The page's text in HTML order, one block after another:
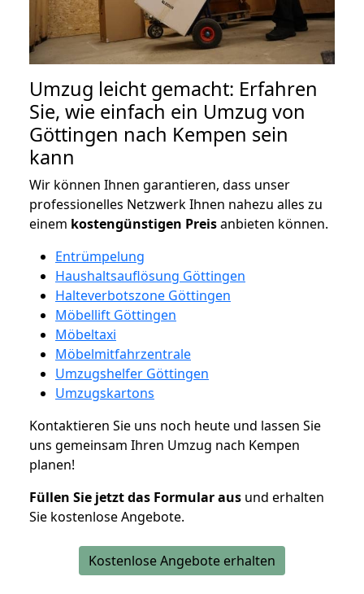
Umzug leicht gemacht: Erfahren
Sie, wie einfach ein Umzug von
Göttingen nach Kempen sein
kann
Wir können Ihnen garantieren, dass unser
professionelles Netzwerk Ihnen nahezu alles zu
einem kostengünstigen Preisanbieten können.
Entrümpelung
Haushaltsauflösung Göttingen
Halteverbotszone Göttingen
Möbellift Göttingen
Möbeltaxi
Möbelmitfahrzentrale
Umzugshelfer Göttingen
Umzugskartons
Kontaktieren Sie uns noch heute und lassen Sie
uns gemeinsam Ihren Umzug nach Kempen
planen!
Füllen Sie jetzt das Formular aus und erhalten
Sie kostenlose Angebote.
Kostenlose Angebote erhalten